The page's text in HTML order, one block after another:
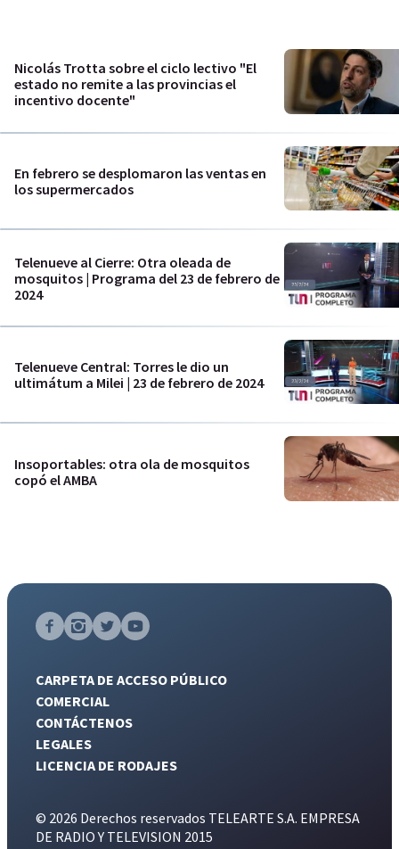
Nicolás Trotta sobre el ciclo lectivo "El
estado no remite a las provincias el
incentivo docente"
En febrero se desplomaron las ventas en
los supermercados
Telenueve al Cierre: Otra oleada de
mosquitos | Programa del 23 de febrero de
2024
Telenueve Central: Torres le dio un
ultimátum a Milei | 23 de febrero de 2024
Insoportables: otra ola de mosquitos
copó el AMBA
CARPETA DE ACCESO PÚBLICO
COMERCIAL
CONTÁCTENOS
LEGALES
LICENCIA DE RODAJES
© 2026 Derechos reservados TELEARTE S.A. EMPRESA
DE RADIO Y TELEVISION 2015